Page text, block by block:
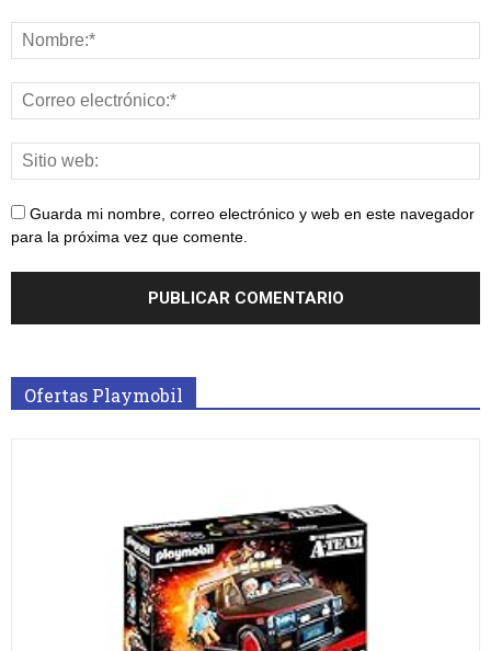
Guarda mi nombre, correo electrónico y web en este navegador
para la próxima vez que comente.
Ofertas Playmobil